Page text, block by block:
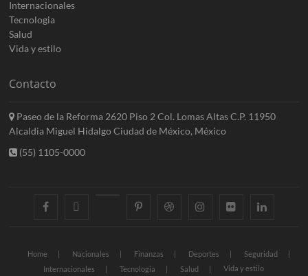
Internacionales
Tecnologia
Salud
Vida y estilo
Contacto
Paseo de la Reforma 2620 Piso 2 Col. Lomas Altas C.P. 11950
Alcaldia Miguel Hidalgo Ciudad de México, México
(55) 1105-0000
facebook googlepluspinterestdribbble instagramflickr linkedin
Home Nacionales Finanzas Deportes
Seguridad
Internacionales
Tecnologia Salud Vida y estilo